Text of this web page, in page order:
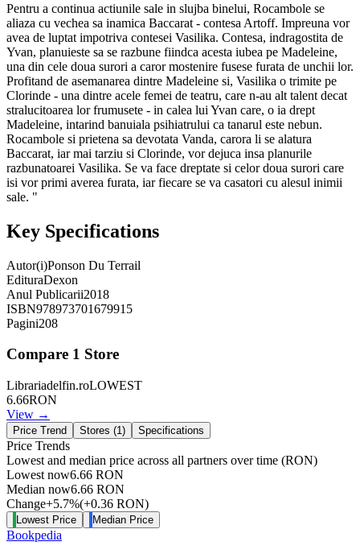
Pentru a continua actiunile sale in slujba binelui, Rocambole se
aliaza cu vechea sa inamica Baccarat - contesa Artoff. Impreuna vor
avea de luptat impotriva contesei Vasilika. Contesa, indragostita de
Yvan, planuieste sa se razbune fiindca acesta iubea pe Madeleine,
una din cele doua surori a caror mostenire fusese furata de unchii lor.
Profitand de asemanarea dintre Madeleine si, Vasilika o trimite pe
Clorinde - una dintre acele femei de teatru, care n-au alt talent decat
stralucitoarea lor frumusete - in calea lui Yvan care, o ia drept
Madeleine, intarind banuiala psihiatrului ca tanarul este nebun.
Rocambole si prietena sa devotata Vanda, carora li se alatura
Baccarat, iar mai tarziu si Clorinde, vor dejuca insa planurile
razbunatoarei Vasilika. Se va face dreptate si celor doua surori care
isi vor primi averea furata, iar fiecare se va casatori cu alesul inimii
sale. "
Key Specifications
Autor(i)Ponson Du Terrail
EdituraDexon
Anul Publicarii2018
ISBN978973701679915
Pagini208
Compare 1 Store
Librariadelfin.roLOWEST
6.66RON
View →
Price Trend Stores (1 ) Specifications
Price Trends
Lowest and median price across all partners over time (RON)
Lowest now6.66 RON
Median now6.66 RON
Change+5.7%(+0.36 RON)
Lowest Price Median Price
Bookpedia